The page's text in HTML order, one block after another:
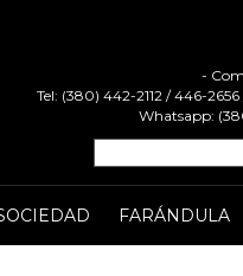
-
Tel: (380) 442-2112 / 446-
Whatsapp:
FARÁNDULA